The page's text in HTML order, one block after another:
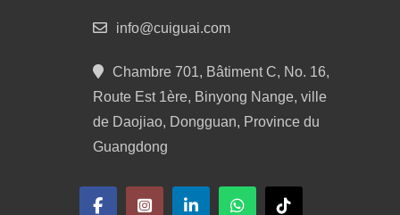
info@cuiguai.com
Chambre 701, Bâtiment C, No. 16,
Route Est 1ère, Binyong Nange, ville
de Daojiao, Dongguan, Province du
Guangdong